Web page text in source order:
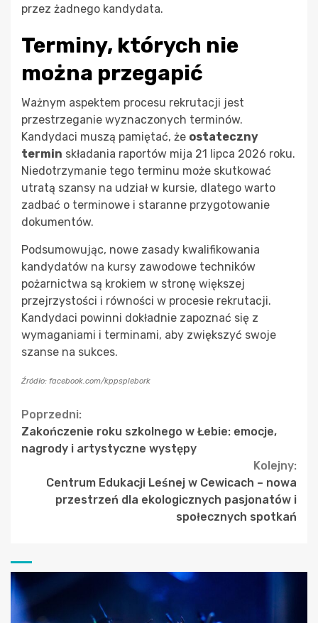
przez żadnego kandydata.
Terminy, których nie
można przegapić
Ważnym aspektem procesu rekrutacji jest
przestrzeganie wyznaczonych terminów.
Kandydaci muszą pamiętać, że ostateczny
termin składania raportów mija 21 lipca 2026 roku.
Niedotrzymanie tego terminu może skutkować
utratą szansy na udział w kursie, dlatego warto
zadbać o terminowe i staranne przygotowanie
dokumentów.
Podsumowując, nowe zasady kwalifikowania
kandydatów na kursy zawodowe techników
pożarnictwa są krokiem w stronę większej
przejrzystości i równości w procesie rekrutacji.
Kandydaci powinni dokładnie zapoznać się z
wymaganiami i terminami, aby zwiększyć swoje
szanse na sukces.
Źródło: facebook.com/kppsplebork
Continue
Reading
Poprzedni:
Zakończenie roku szkolnego w Łebie: emocje,
nagrody i artystyczne występy
Kolejny:
Centrum Edukacji Leśnej w Cewicach – nowa
przestrzeń dla ekologicznych pasjonatów i
społecznych spotkań